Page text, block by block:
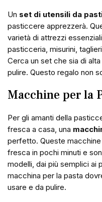
Un set di utensili da
pasticcere apprezzerà.
varietà di attrezzi
pasticceria, misurini,
Cerca un set che sia di
pulire. Questo regalo non
Macchine per la
Per gli amanti della
fresca a casa, una
perfetto. Queste
fresca in pochi minuti e
modelli, dai più semplici ai
macchina per la pasta
usare e da pulire.